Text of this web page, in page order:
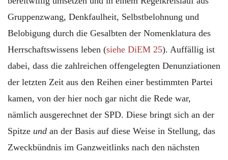
Gruppenzwang, Denkfaulheit, Selbstbelohnung und
Belobigung durch die Gesalbten der Nomenklatura des
Herrschaftswissens leben (siehe DiEM 25). Auffällig ist
dabei, dass die zahlreichen offengelegten Denunziationen
der letzten Zeit aus den Reihen einer bestimmten Partei
kamen, von der hier noch gar nicht die Rede war,
nämlich ausgerechnet der SPD. Diese bringt sich an der
Spitze und an der Basis auf diese Weise in Stellung, das
Zweckbündnis im Ganzweitlinks nach den nächsten